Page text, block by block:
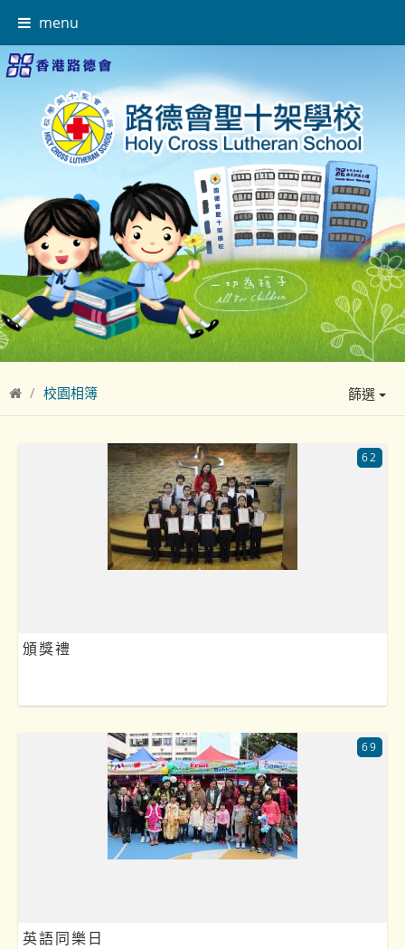
menu
校園相簿 篩選
頒獎禮
62
英語同樂日
69